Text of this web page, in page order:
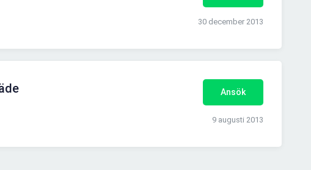
30 december 2013
Ansök
9 augusti 2013